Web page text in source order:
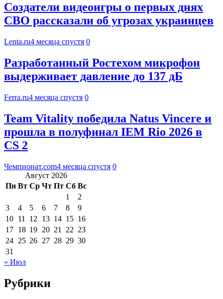
Создатели видеоигры о первых днях
СВО рассказали об угрозах украинцев
Lenta.ru4 месяца спустя 0
Разработанный Ростехом микрофон
выдерживает давление до 137 дБ
Ferra.ru4 месяца спустя 0
Team Vitality победила Natus Vincere и
прошла в полуфинал IEM Rio 2026 в
CS 2
Чемпионат.com4 месяца спустя 0
Август 2026
Пн Вт Ср Чт Пт Сб Вс
1
2
3
4 5 6 7 8
9
10 11 12 13 14 15 16
17 18 19 20 21 22 23
24 25 26 27 28 29 30
31
« Июл
Рубрики